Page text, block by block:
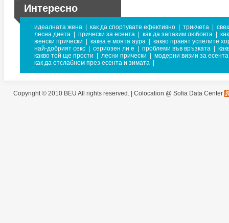
Интересно
идеалната жена как да спортувате ефективно трикчета
лесна диета
прически за есента как да запазим любовта
женски прически
каква е моята аура
какво правят успелите
най-добрият секс
сериозен ли е проблеми във връзката
какво той ще прости
лесни прически
модерни визии за есента
как да отслабнем през есента и зимата
Copyright © 2010 BEU All rights reserved. | Colocation @ Sofia Data Center